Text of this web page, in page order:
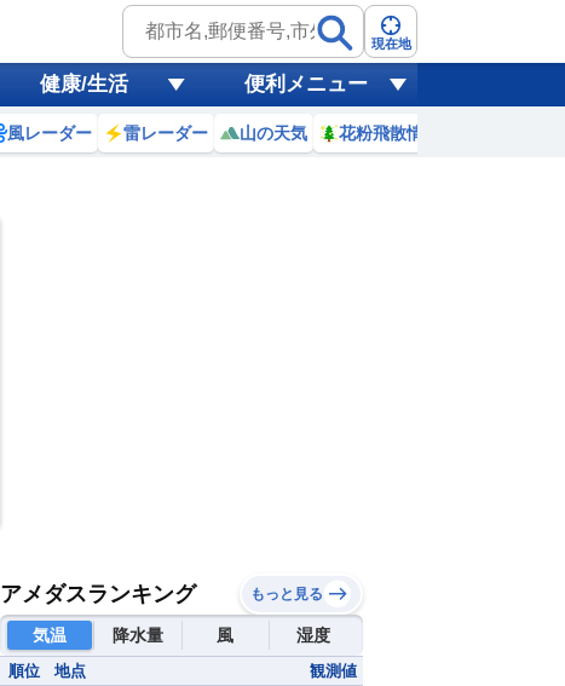
現在地
健康/生活 便利メニュー
風レーダー 雷レーダー 山の天気 花粉飛散情報
アメダスランキング もっと見る
気温 降水量 風 湿度
順位 地点 観測値